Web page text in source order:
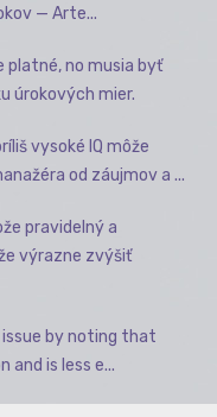
— Arte...
platné, no musia byť
úrokových mier.
vysoké IQ môže
od záujmov a ...
pravidelný a
výrazne zvýšiť
by noting that
is less e...